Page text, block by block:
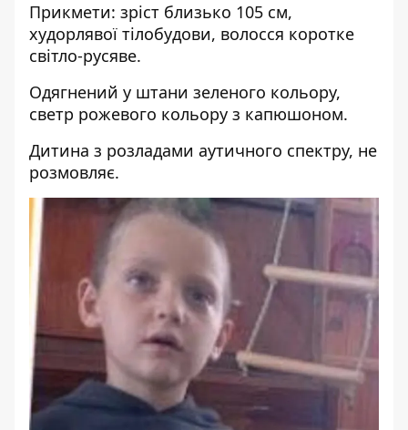
Прикмети: зріст близько 105 см,
худорлявої тілобудови, волосся коротке
світло-русяве.
Одягнений у штани зеленого кольору,
светр рожевого кольору з капюшоном.
Дитина з розладами аутичного спектру, не
розмовляє.